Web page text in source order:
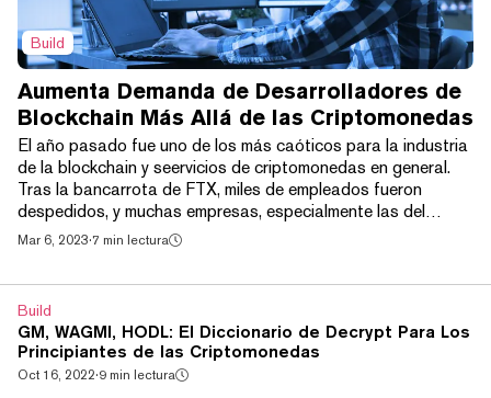
Build
Aumenta Demanda de Desarrolladores de
Blockchain Más Allá de las Criptomonedas
El año pasado fue uno de los más caóticos para la industria
de la blockchain y seervicios de criptomonedas en general.
Tras la bancarrota de FTX, miles de empleados fueron
despedidos, y muchas empresas, especialmente las del
sector minero, cerraron por completo. Tras los despidos y las
832 millones de dólares a princi...
Mar 6, 2023·7 min lectura
Build
GM, WAGMI, HODL: El Diccionario de Decrypt Para Los
Principiantes de las Criptomonedas
Oct 16, 2022·9 min lectura